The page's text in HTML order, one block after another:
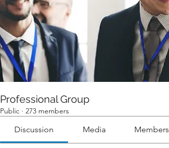
Professional Group
Public · 273 members
Discussion Media Members